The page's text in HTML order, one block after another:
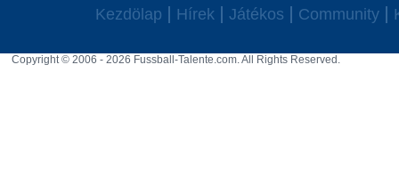
Kezdölap Hírek Játékos Community
Copyright © 2006 - 2026 Fussball-Talente.com. All Rights Reserved.